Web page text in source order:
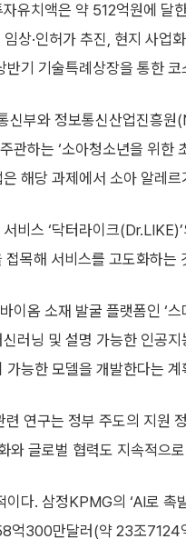
유치액은 약 512억원에
상·인허가 추진, 현지 사업
반기 기술특례상장을 통한
신부와 정보통신산업진흥
관하는 ‘소아청소년을 위한
해당 과제에서 소아 알레
비스 ‘닥터라이크
목해 서비스를 고도화하는
이옴 소재 발굴 플랫폼인 ‘
러닝 및 설명 가능한 인공
가능한 모델을 개발한다는 계
연구는 정부 주도의 지원
와 글로벌 협력도 지속적으
다. 삼정KPMG의 ‘AI로
억300만달러(약 23조